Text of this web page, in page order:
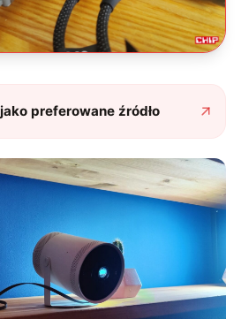
jako preferowane źródło